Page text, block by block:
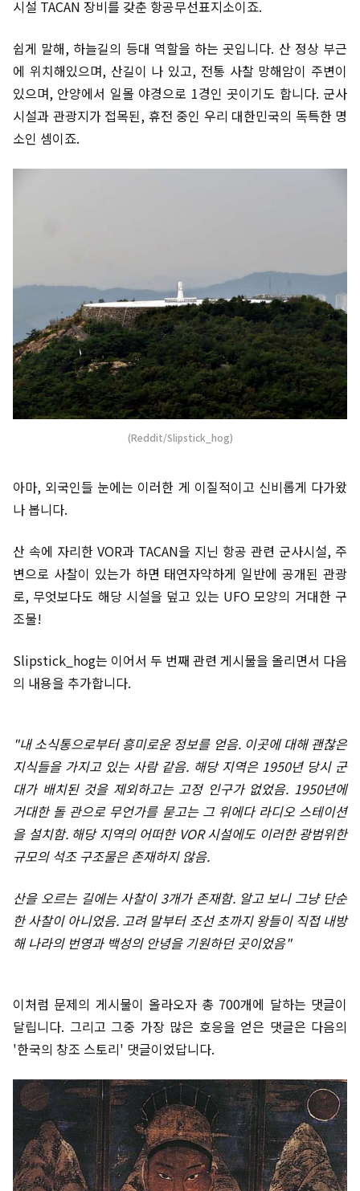
시설 TACAN 장비를 갖춘 항공무선표지소이죠.
쉽게 말해, 하늘길의 등대 역할을 하는 곳입니다. 산 정상 부근
에 위치해있으며, 산길이 나 있고, 전통 사찰 망해암이 주변이
있으며, 안양에서 일몰 야경으로 1경인 곳이기도 합니다. 군사
시설과 관광지가 접목된, 휴전 중인 우리 대한민국의 독특한 명
소인 셈이죠.
(Reddit/Slipstick_hog)
아마, 외국인들 눈에는 이러한 게 이질적이고 신비롭게 다가왔
나 봅니다.
산 속에 자리한 VOR과 TACAN을 지닌 항공 관련 군사시설, 주
변으로 사찰이 있는가 하면 태연자약하게 일반에 공개된 관광
로, 무엇보다도 해당 시설을 덮고 있는 UFO 모양의 거대한 구
조물!
Slipstick_hog는 이어서 두 번째 관련 게시물을 올리면서 다음
의 내용을 추가합니다.
"내 소식통으로부터 흥미로운 정보를 얻음. 이곳에 대해 괜찮은
지식들을 가지고 있는 사람 같음. 해당 지역은 1950년 당시 군
대가 배치된 것을 제외하고는 고정 인구가 없었음. 1950년에
거대한 돌 관으로 무언가를 묻고는 그 위에다 라디오 스테이션
을 설치함. 해당 지역의 어떠한 VOR 시설에도 이러한 광범위한
규모의 석조 구조물은 존재하지 않음.
산을 오르는 길에는 사찰이 3개가 존재함. 알고 보니 그냥 단순
한 사찰이 아니었음. 고려 말부터 조선 초까지 왕들이 직접 내방
해 나라의 번영과 백성의 안녕을 기원하던 곳이었음"
이처럼 문제의 게시물이 올라오자 총 700개에 달하는 댓글이
달립니다. 그리고 그중 가장 많은 호응을 얻은 댓글은 다음의
'한국의 창조 스토리' 댓글이었답니다.